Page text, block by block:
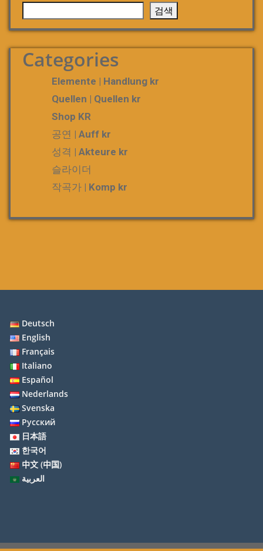
검색
Categories
Elemente | Handlung kr
Quellen | Quellen kr
Shop KR
공연 | Auff kr
성격 | Akteure kr
슬라이더
작곡가 | Komp kr
Deutsch
English
Français
Italiano
Español
Nederlands
Svenska
Русский
日本語
한국어
中文 (中国)
العربية